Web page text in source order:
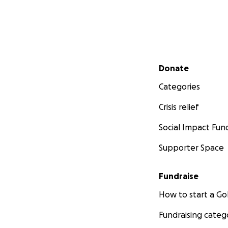
Secondary menu
Donate
Categories
Crisis relief
Social Impact
Supporter Space
Fundraise
How to start a
Fundraising